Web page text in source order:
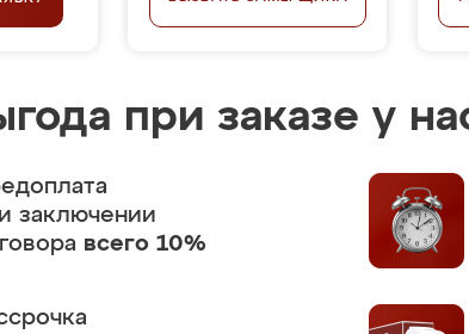
при заказе у
заключении
всего 10%